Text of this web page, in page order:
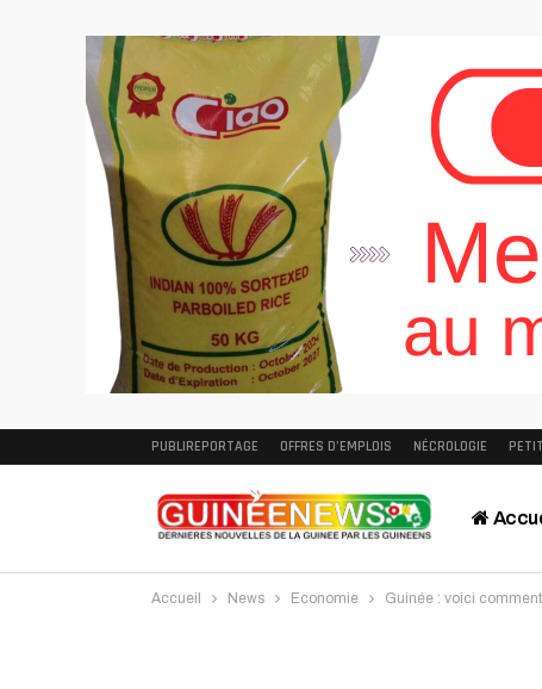
PUBLIREPORTAGE OFFRES D’EMPLOIS NÉCROLOGIE
Accueil News Economie Guinée : voici